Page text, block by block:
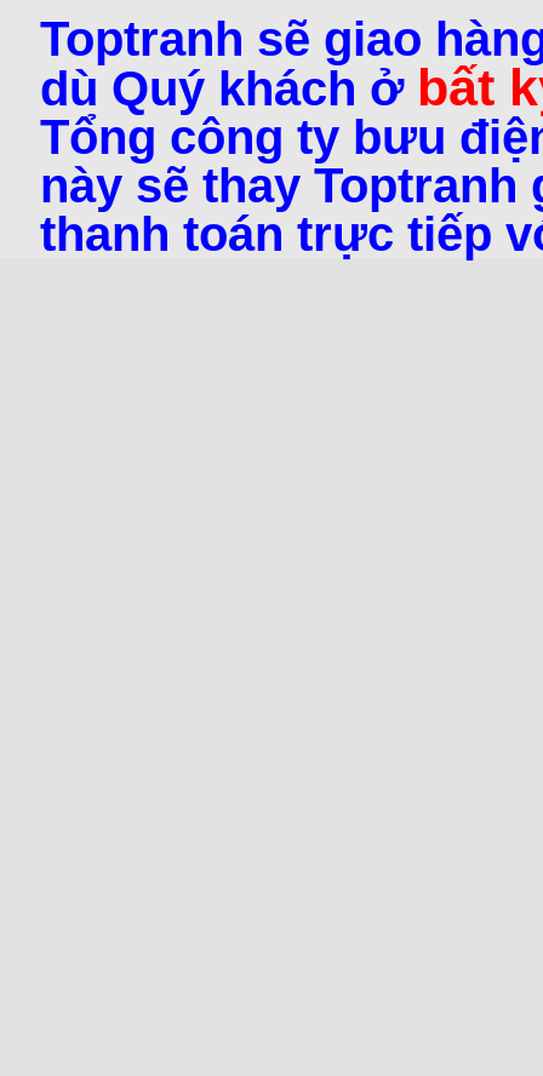
Toptranh sẽ giao
dù Quý khách ở bất
Tổng công ty bưu
này sẽ thay
thanh toán trực tiếp